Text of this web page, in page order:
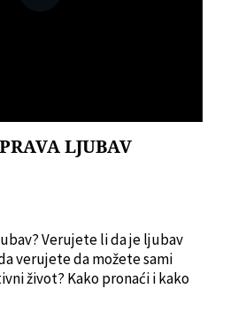
LJUBAV
Verujete li da je ljubav
verujete da možete sami
život? Kako pronaći i kako